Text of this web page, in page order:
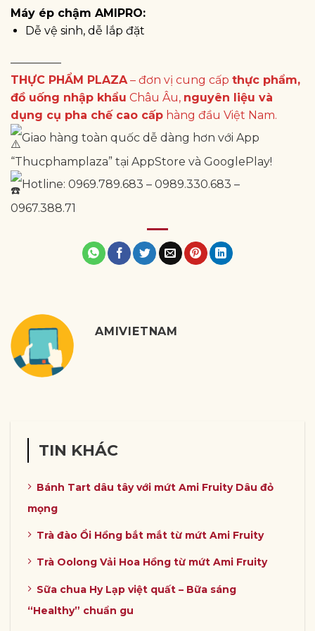
Máy ép chậm AMIPRO:
Dễ vệ sinh, dễ lắp đặt
————–
THỰC PHẨM PLAZA– đơn vị cung cấp thực phẩm,
đồ uống nhập khẩu Châu Âu, nguyên liệu và
dụng cụ pha chế cao cấp hàng đầu Việt Nam.
Giao hàng toàn quốc dễ dàng hơn với App
“Thucphamplaza” tại AppStore và GooglePlay!
Hotline: 0969.789.683 – 0989.330.683 –
0967.388.71
AMIVIETNAM
TIN KHÁC
Bánh Tart dâu tây với mứt Ami Fruity Dâu đỏ
mọng
Trà đào Ổi Hồng bắt mắt từ mứt Ami Fruity
Trà Oolong Vải Hoa Hồng từ mứt Ami Fruity
Sữa chua Hy Lạp việt quất – Bữa sáng
“Healthy” chuẩn gu